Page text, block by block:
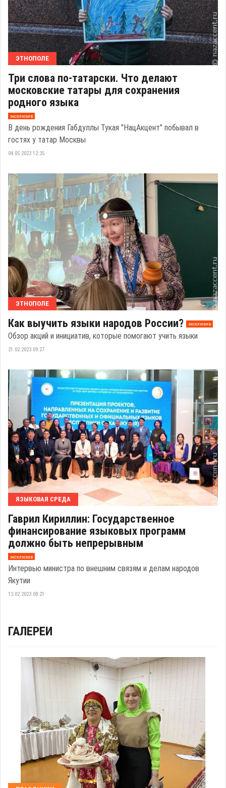
ЭТНОПОЛЕ
Три слова по-татарски. Что делают
московские татары для сохранения
родного языка
эксклюзив
В день рождения Габдуллы Тукая "НацАкцент" побывал в
гостях у татар Москвы
04.05.2023 12:35
ЭТНОПОЛЕ
Как выучить языки народов России? эксклюзив
Обзор акций и инициатив, которые помогают учить языки
21.02.2023 09:27
ЯЗЫКОВАЯ СРЕДА
Гаврил Кириллин: Государственное
финансирование языковых программ
должно быть непрерывным
эксклюзив
Интервью министра по внешним связям и делам народов
Якутии
13.02.2023 08:21
ГАЛЕРЕИ